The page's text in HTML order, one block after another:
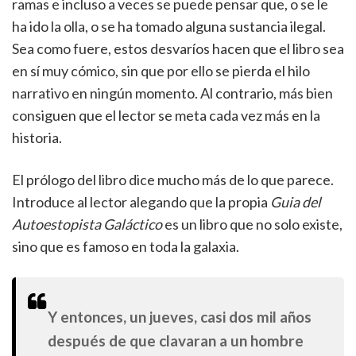
ramas e incluso a veces se puede pensar que, o se le
ha ido la olla, o se ha tomado alguna sustancia ilegal.
Sea como fuere, estos desvaríos hacen que el libro sea
en sí muy cómico, sin que por ello se pierda el hilo
narrativo en ningún momento. Al contrario, más bien
consiguen que el lector se meta cada vez más en la
historia.
El prólogo del libro dice mucho más de lo que parece.
Introduce al lector alegando que la propia Guia del
Autoestopista Galácticoes un libro que no solo existe,
sino que es famoso en toda la galaxia.
Y entonces, un jueves, casi dos mil años
después de que clavaran a un hombre